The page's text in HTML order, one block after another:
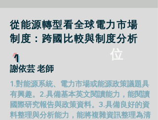
從能源轉型看全球電力市場
制度：跨國比較與制度分析
1 位
謝依芸 老師
1.對能源系統、電力市場或能源政策議題具
有興趣。2.具備基本英文閱讀能力，能閱讀
國際研究報告與政策資料。3.具備良好的資
料整理與分析能力，能將複雜資訊整理為清